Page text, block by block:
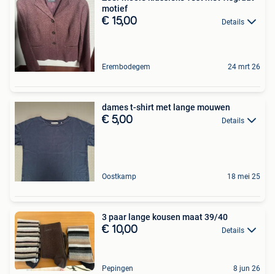
motief
€ 15,00 Details
Erembodegem 24 mrt 26
dames t-shirt met lange mouwen
€ 5,00 Details
Oostkamp 18 mei 25
3 paar lange kousen maat 39/40
€ 10,00 Details
Pepingen 8 jun 26